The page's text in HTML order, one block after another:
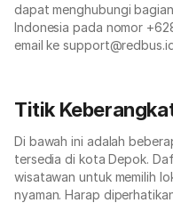
dapat menghubungi
Indonesia pada nomor
email ke
Titik
Di bawah ini adalah
tersedia di kota Depok.
wisatawan untuk memilih
nyaman. Harap